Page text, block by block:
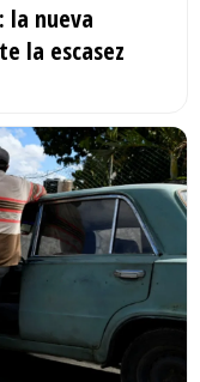
la nueva
la escasez